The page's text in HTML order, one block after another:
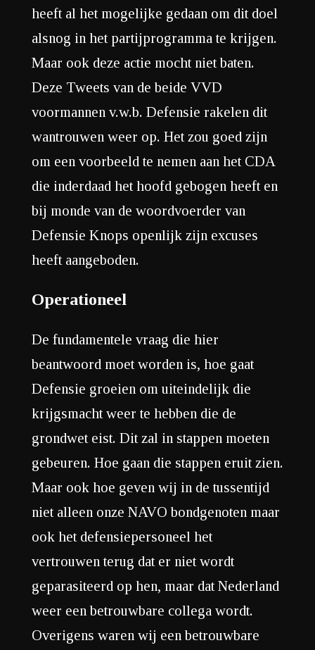
heeft al het mogelijke gedaan om dit doel
alsnog in het partijprogramma te krijgen.
Maar ook deze actie mocht niet baten.
Deze Tweets van de beide VVD
voormannen v.w.b. Defensie rakelen dit
wantrouwen weer op. Het zou goed zijn
om een voorbeeld te nemen aan het CDA
die inderdaad het hoofd gebogen heeft en
bij monde van de woordvoerder van
Defensie Knops openlijk zijn excuses
heeft aangeboden.
Operationeel
De fundamentele vraag die hier
beantwoord moet worden is, hoe gaat
Defensie groeien om uiteindelijk die
krijgsmacht weer te hebben die de
grondwet eist. Dit zal in stappen moeten
gebeuren. Hoe gaan die stappen eruit zien.
Maar ook hoe geven wij in de tussentijd
niet alleen onze NAVO bondgenoten maar
ook het defensiepersoneel het
vertrouwen terug dat er niet wordt
geparasiteerd op hen, maar dat Nederland
weer een betrouwbare collega wordt.
Overigens waren wij een betrouwbare